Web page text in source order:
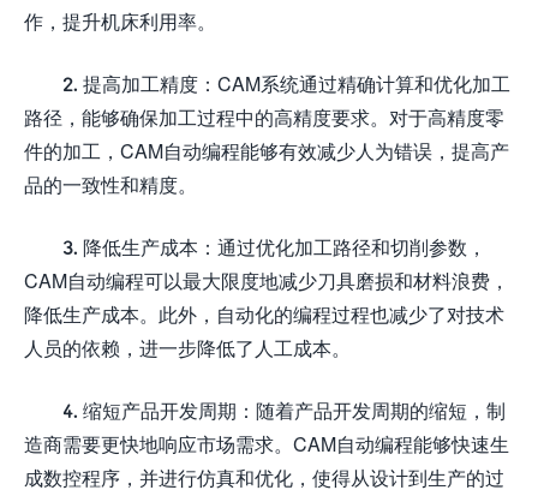
作，提升机床利用率。
2. 提高加工精度：CAM系统通过精确计算和优化加工
路径，能够确保加工过程中的高精度要求。对于高精度零
件的加工，CAM自动编程能够有效减少人为错误，提高产
品的一致性和精度。
3. 降低生产成本：通过优化加工路径和切削参数，
CAM自动编程可以最大限度地减少刀具磨损和材料浪费，
降低生产成本。此外，自动化的编程过程也减少了对技术
人员的依赖，进一步降低了人工成本。
4. 缩短产品开发周期：随着产品开发周期的缩短，制
造商需要更快地响应市场需求。CAM自动编程能够快速生
成数控程序，并进行仿真和优化，使得从设计到生产的过